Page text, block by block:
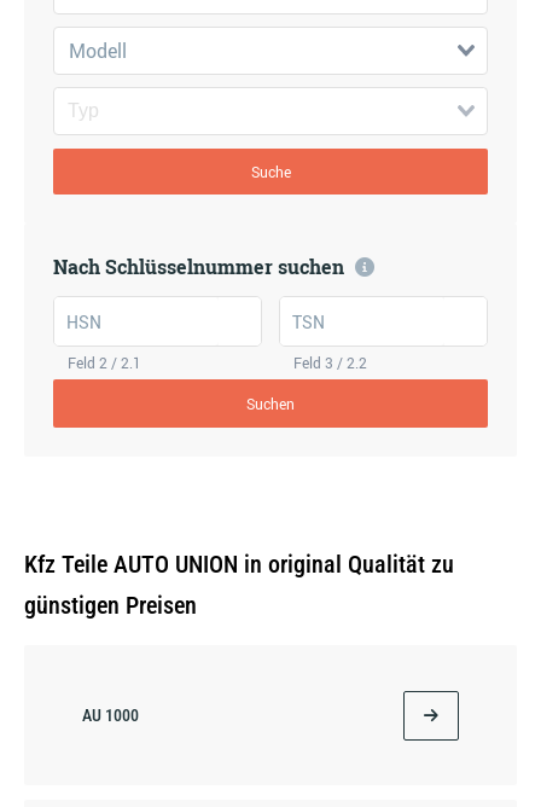
Modell
Suche
Nach Schlüsselnummer suchen
HSN
Feld 2 / 2.1
TSN
Feld 3 / 2.2
Suchen
Kfz Teile AUTO UNION in original Qualität zu
günstigen Preisen
AU 1000